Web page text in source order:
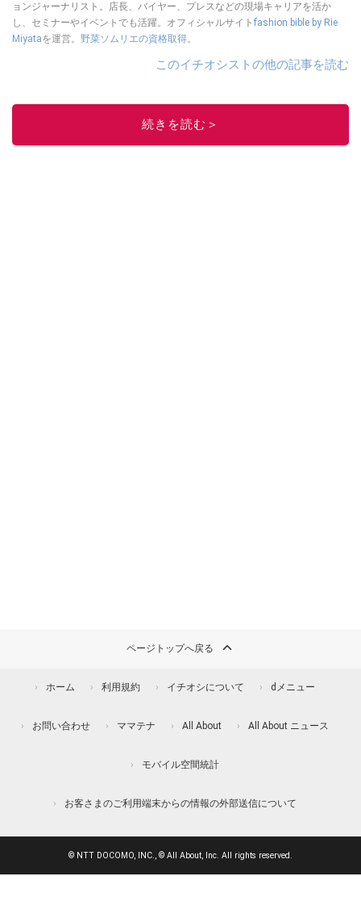
ョンジャーナリスト。店長、バイヤー、プレスなどの現場キャリアを活か
し、セミナーやイベントでも活躍。オフィシャルサイト fashion bible by Rie
Miyataを運営。 野菜ソムリエの資格取得。
このイチオシストの他の記事を読む
続きを読む＞
ページトップへ戻る
ホーム 利用規約 イチオシについて dメニュー
お問い合わせ ママテナ All About All About ニュース
モバイル空間統計
お客さまのご利用端末からの情報の外部送信について
© NTT DOCOMO, INC., © All About, Inc. All rights reserved.